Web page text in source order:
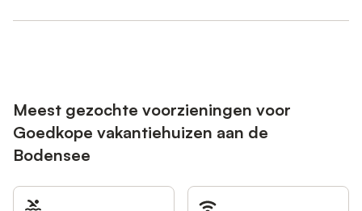
Meest gezochte voorzieningen voor
Goedkope vakantiehuizen aan de
Bodensee